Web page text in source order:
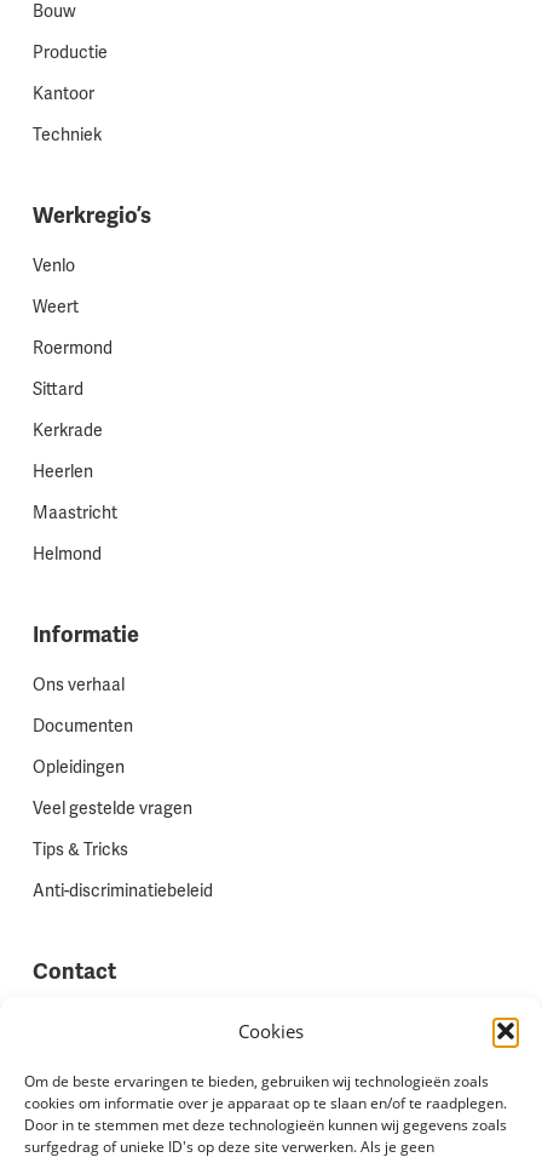
Cookies
Om de beste ervaringen te bieden, gebruiken wij technologieën zoals
cookies om informatie over je apparaat op te slaan en/of te raadplegen.
Door in te stemmen met deze technologieën kunnen wij gegevens zoals
surfgedrag of unieke ID's op deze site verwerken. Als je geen
Bouw
Productie
Kantoor
Techniek
Werkregio’s
Venlo
Weert
Roermond
Sittard
Kerkrade
Heerlen
Maastricht
Helmond
Informatie
Ons verhaal
Documenten
Opleidingen
Veel gestelde vragen
Tips & Tricks
Anti-discriminatiebeleid
Contact
Site feedback
Klachten